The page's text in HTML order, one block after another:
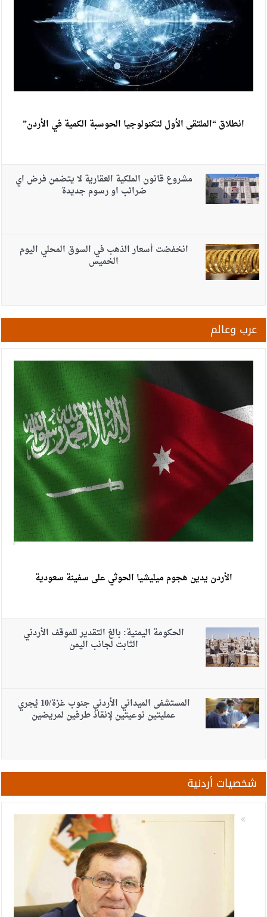
انطلاق “الملتقى الأول لتكنولوجيا الحوسبة الكمية في الأردن”
مشروع قانون الملكية العقارية لا يتضمن فرض اي
ضرائب او رسوم جديدة
انخفضت أسعار الذهب في السوق المحلي اليوم
الخميس
عرب وعالم
الأردن يدين هجوم ميليشيا الحوثي على سفينة سعودية
الحكومة اليمنية: بالغ التقدير للموقف الأردني
الثابت لجانب اليمن
المستشفى الميداني الأردني جنوب غزة/10 يُجري
عمليتين نوعيتين لإنقاذ طرفين لمريضين
شخصيات أردنية